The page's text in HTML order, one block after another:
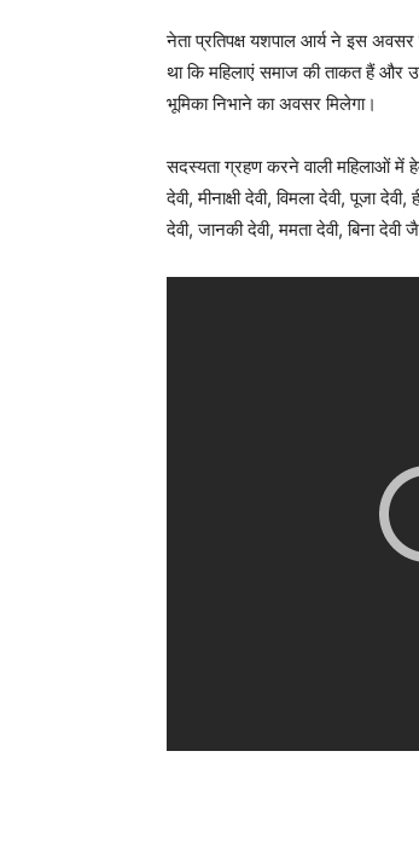
नेता प्रतिपक्ष यशपाल आर्य ने इस अवसर
था कि महिलाएं समाज की ताकत हैं और
भूमिका निभाने का अवसर मिलेगा।
सदस्यता ग्रहण करने वाली महिलाओं में
देवी, मीनाक्षी देवी, विमला देवी, पूजा
देवी, जानकी देवी, ममता देवी, बिना देवी